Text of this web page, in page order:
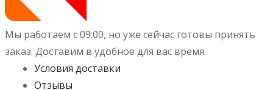
Мы работаем с 09:00, но уже сейчас готовы принять
заказ. Доставим в удобное для вас время.
Условия доставки
Отзывы